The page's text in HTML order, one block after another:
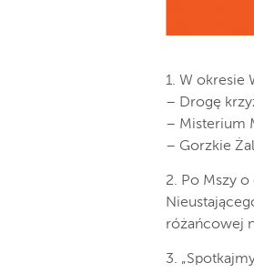
1. W okresie
– Drogę
– Misterium
– Gorzkie
2. Po Mszy
różańcowej
3.